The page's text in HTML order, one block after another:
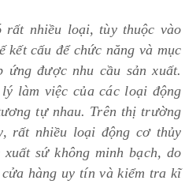
rất nhiều loại, tùy thuộc vào
kết cấu để chức năng và mục
ứng được nhu cầu sản xuất.
làm việc của các loại động
tự nhau. Trên thị trường
rất nhiều loại động cơ thủy
sứ không minh bạch, do
hàng uy tín và kiểm tra kĩ